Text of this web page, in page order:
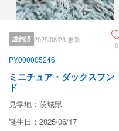
成約済 2025/08/23 更新
0
PY000005246
ミニチュア・ダックスフン
ド
見学地：茨城県
誕生日：2025/06/17